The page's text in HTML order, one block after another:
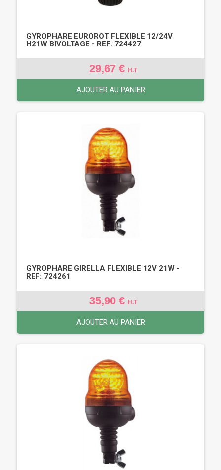
GYROPHARE EUROROT FLEXIBLE 12/24V
H21W BIVOLTAGE - REF: 724427
29,67 € H.T
AJOUTER AU PANIER
GYROPHARE GIRELLA FLEXIBLE 12V 21W -
REF: 724261
35,90 € H.T
AJOUTER AU PANIER